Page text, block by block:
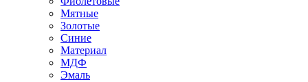
Мятные
Золотые
Синие
Материал
МДФ
Эмаль